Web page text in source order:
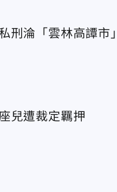
刑淪「雲林高譚市
兒遭裁定羈押